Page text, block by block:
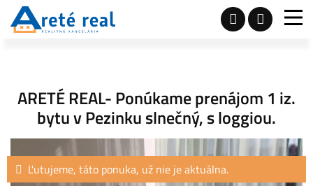
ARETÉ REAL- Ponúkame prenájom 1 iz.
bytu v Pezinku slnečný, s loggiou.
Ľutujeme, táto ponuka, už nie je aktuálna.